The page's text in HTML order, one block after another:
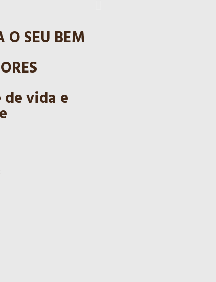
SEU BEM
vida e